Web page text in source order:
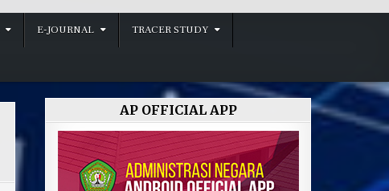
E-JOURNAL TRACER STUDY
AP OFFICIAL APP